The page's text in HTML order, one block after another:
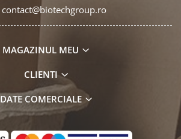
contact@biotechgroup.ro
MAGAZINUL MEU
CLIENTI
DATE COMERCIALE